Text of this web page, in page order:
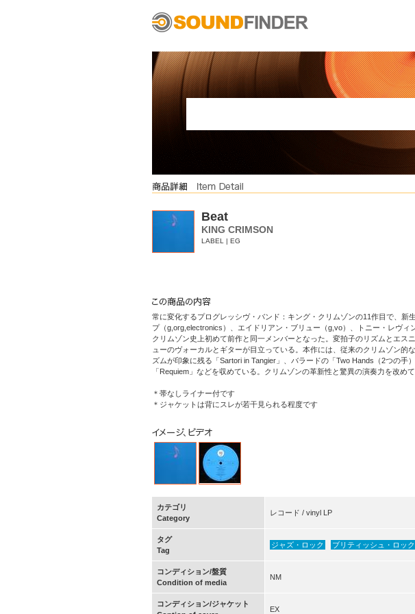
Beat
KING CRIMSON
LABEL | EG
常に変化するプログレッシヴ・バンド：キング・クリムゾンの11作目で、新
プ（g,org,electronics）、エイドリアン・ブリュー（g,vo）、トニー・レヴィ
クリムゾン史上初めて前作と同一メンバーとなった。変拍子のリズムとエス
ューのヴォーカルとギターが目立っている。本作には、従来のクリムゾン的
ズムが印象に残る「Sartori in Tangier」、バラードの「Two Hands（2つの手
「Requiem」などを収めている。クリムゾンの革新性と驚異の演奏力を改め
＊帯なしライナー付です
＊ジャケットは背にスレが若干見られる程度です
カテゴリ
Category
レコード / vinyl LP
タグ
Tag
ジャズ・ロック ブリティッシュ・ロック
コンディション/盤質
Condition of media
NM
コンディション/ジャケット
EX